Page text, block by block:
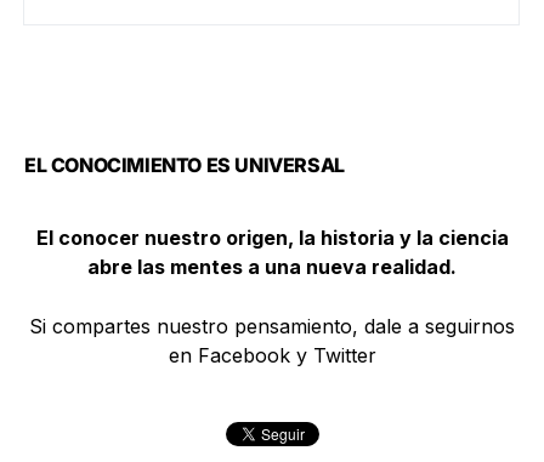
EL CONOCIMIENTO ES UNIVERSAL
El conocer nuestro origen, la historia y la ciencia
abre las mentes a una nueva realidad.
Si compartes nuestro pensamiento, dale a seguirnos
en Facebook y Twitter